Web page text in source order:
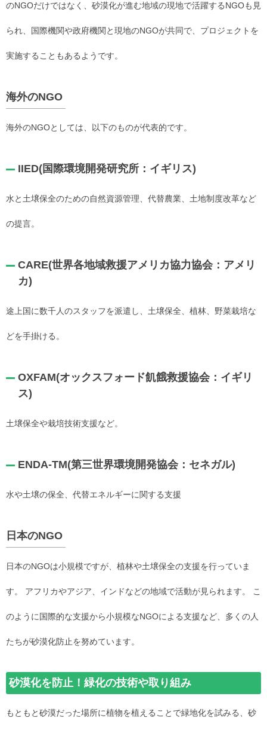
のNGOだけではなく、砂漠化が進む地域の現地で活躍するNGOも見
られ、国際機関や政府機関と現地のNGOが共同で、プロジェクトを
実施することもあるようです。
海外のNGO
海外のNGOとしては、以下のものが代表的です。
IIED(国際環境開発研究所：イギリス)
水と土壌保全のための自然資源管理、代替農業、土地制度改革など
の提言。
CARE(世界各地域救援アメリカ協力協会：アメリ
カ)
途上国に数千人のスタッフを派遣し、土壌保全、植林、野菜栽培な
どを手掛ける。
OXFAM(オックスフォード飢餓救援協会：イギリ
ス)
土壌保全や栽培技術支援など。
ENDA-TM(第三世界環境開発協会：セネガル)
水や土壌の保全、代替エネルギーに関する支援
日本のNGO
日本のNGOは小規模ですが、植林や土壌保全の支援を行っていま
す。 アフリカやアジア、インドなどの地域で活動が見られます。 こ
のように国際的な支援から小規模なNGOによる支援など、多くの人
たちが砂漠化防止を努めています。
砂漠化を防止！緑化の技術や取り組み
もともと砂漠だった場所に植物を植えることで緑地化を試みる、砂